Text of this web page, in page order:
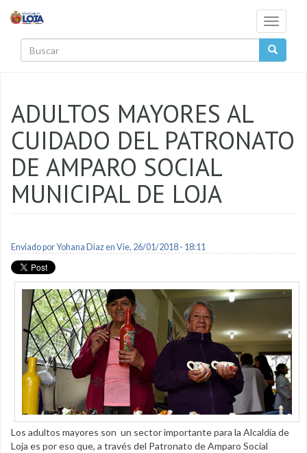
Toggle
ADULTOS MAYORES AL
CUIDADO DEL PATRONATO
DE AMPARO SOCIAL
MUNICIPAL DE LOJA
Enviado porYohana Diazen Vie, 26/01/2018 - 18:11
Los adultos mayores son un sector importante para la Alcaldía de
Loja es por eso que, a través del Patronato de Amparo Social